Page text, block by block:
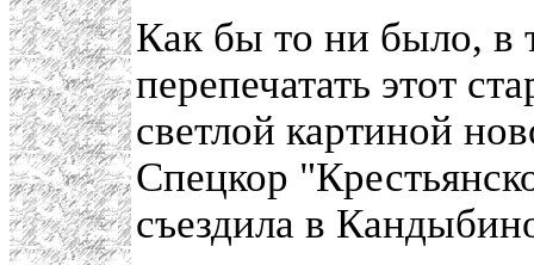
Как бы то ни было, в
перепечатать этот
светлой картиной
Спецкор
съездила в